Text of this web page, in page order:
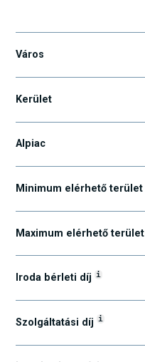
Város
Kerület
Alpiac
Minimum elérhető terület
Maximum elérhető terület
Iroda bérleti díj i
Szolgáltatási díj i